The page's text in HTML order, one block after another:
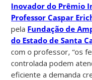
Inovador do Prêmio
Professor Caspar
pela Fundação de
do Estado de Santa
com o professor, “os
controlada podem
eficiente a demanda